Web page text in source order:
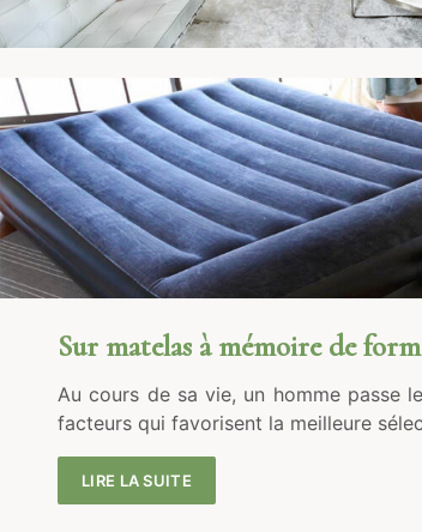
Sur matelas à mémoire de
Au cours de sa vie, un homme passe
facteurs qui favorisent la meilleure
LIRE LA SUITE